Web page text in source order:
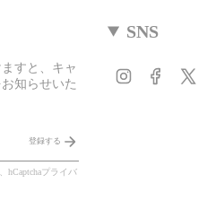
すと、キャ
知らせいた
登録する
hCaptchaプライバ
SNS
InstagramFacebook